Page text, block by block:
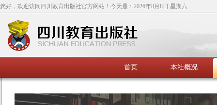
您好，欢迎访问四川教育出版社官方网站！今天是： 2026年8月8日 星期六
首页 本社概况